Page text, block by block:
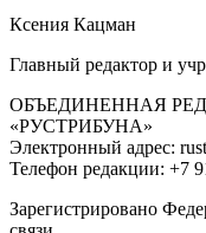
Ксения Кацман
Главный редактор и
ОБЪЕДИНЕННАЯ
«РУСТРИБУНА»
Электронный адрес:
Телефон редакции: +7
Зарегистрировано